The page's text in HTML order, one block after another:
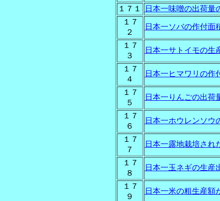
１７１
日本一味噌の出荷量
１７
２
日本一ソバの作付面
１７
３
日本一サトイモの生
１７
４
日本一ヒマワリの作
１７
５
日本一りんごの出荷
１７
６
日本一ホウレンソウ
１７
７
日本一露地栽培され
１７
８
日本一玉ネギの生産
１７
９
日本一米の粗生産額